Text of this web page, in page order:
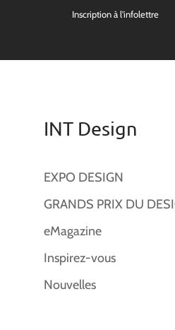
Inscription à l'infolettre
INT Design
EXPO DESIGN
GRANDS PRIX DU
eMagazine
Inspirez-vous
Nouvelles